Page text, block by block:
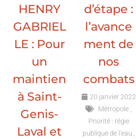
HENRY
GABRIEL
LE : Pour
un
maintien
à Saint-
Genis-
Laval et
d’étape :
l’avance
ment de
nos
combats
20 janvier 2022
Métropole
Priorité : régie
publique de l'eau